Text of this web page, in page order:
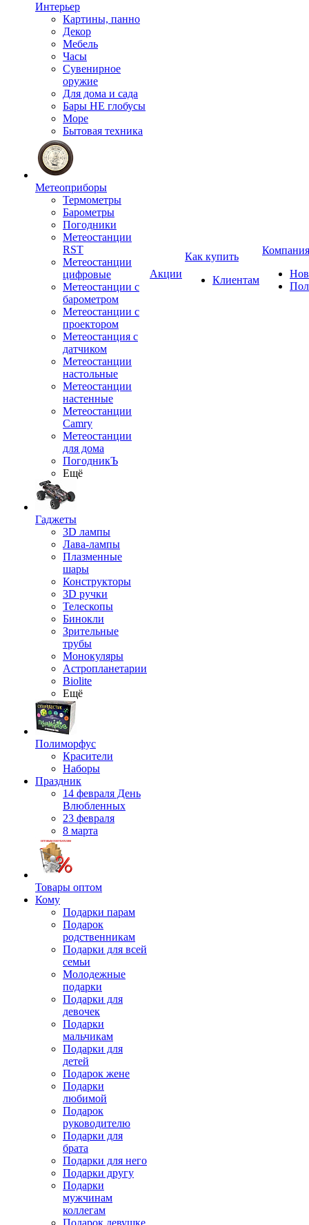
Интерьер
Картины, панно
Декор
Мебель
Часы
Сувенирное
оружие
Для дома и сада
Бары НЕ глобусы
Море
Бытовая техника
Метеоприборы
Термометры
Барометры
Погодники
Метеостанции
RST
Метеостанции
цифровые
Метеостанции с
барометром
Метеостанции с
проектором
Метеостанция с
датчиком
Метеостанции
настольные
Метеостанции
настенные
Метеостанции
Camry
Метеостанции
для дома
ПогодникЪ
Ещё
Гаджеты
3D лампы
Лава-лампы
Плазменные
шары
Конструкторы
3D ручки
Телескопы
Бинокли
Зрительные
трубы
Монокуляры
Астропланетарии
Biolite
Ещё
Полиморфус
Красители
Наборы
Праздник
14 февраля День
Влюбленных
23 февраля
8 марта
Товары оптом
Кому
Подарки парам
Подарок
родственникам
Подарки для всей
семьи
Молодежные
подарки
Подарки для
девочек
Подарки
мальчикам
Подарки для
детей
Подарок жене
Подарки
любимой
Подарок
руководителю
Подарки для
брата
Подарки для него
Подарки другу
Подарки
мужчинам
коллегам
Подарок девушке
Акции
Как купить
Клиентам
Компания